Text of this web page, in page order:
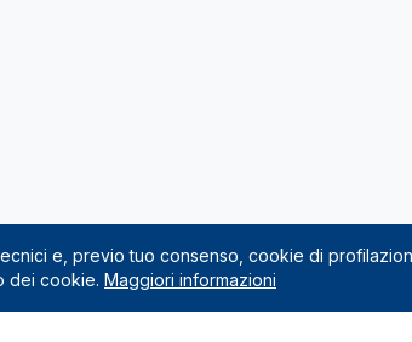
e, previo tuo consenso, cookie di
dei cookie. Maggiori informazioni